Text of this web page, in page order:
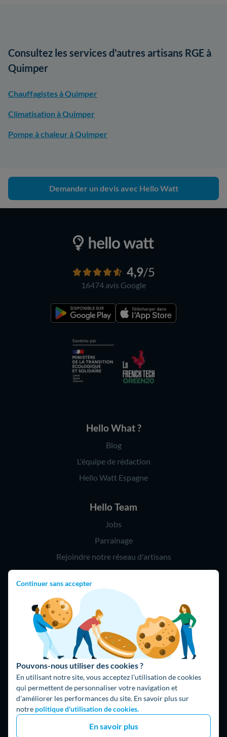
Continuer sans accepter
Pouvons-nous utiliser des cookies ?
En utilisant notre site, vous acceptez l’utilisation de cookies
qui permettent de personnaliser votre navigation et
d’améliorer les performances du site. En savoir plus sur
notre politique d'utilisation de cookies.
En savoir plus
Consultez les services d'autres artisans RGE à
Quimper
Chauffagistes à Quimper
Climatisation à Quimper
Pompe à chaleur à Quimper
Demander un devis avec Hello Watt
4,9/5
16474 avis Google
Hello What ?
Blog
L'équipe de rédaction
Hello Watt Espagne
Hello Team
Jobs
Parrainage
Rejoindre notre réseau d'artisans
Hello !
09 75 18 60 60
(8h-21h)
75018 Paris
Fait avec ⚡ par Hello Watt
© 2026 Hello Watt |CGU|Mentions légales